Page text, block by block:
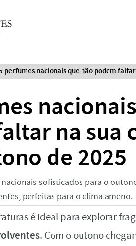
perfumes nacionais que não podem
na sua
de 2025
sofisticados para o
perfeitas para o clima ameno.
é ideal para explorar
. Com o outono